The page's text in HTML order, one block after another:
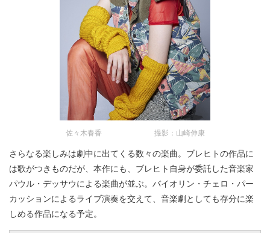
佐々木春香 撮影：山崎伸康
さらなる楽しみは劇中に出てくる数々の楽曲。ブレヒトの作品に
は歌がつきものだが、本作にも、ブレヒト自身が委託した音楽家
パウル・デッサウによる楽曲が並ぶ。バイオリン・チェロ・パー
カッションによるライブ演奏を交えて、音楽劇としても存分に楽
しめる作品になる予定。